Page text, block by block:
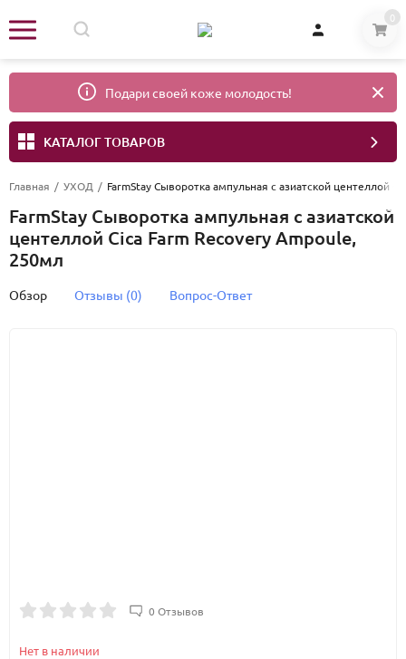
0
Подари своей коже молодость!
КАТАЛОГ ТОВАРОВ
Главная / УХОД / FarmStay Сыворотка ампульная с азиатской центеллой
FarmStay Сыворотка ампульная с азиатской
центеллой Cica Farm Recovery Ampoule,
250мл
Обзор Отзывы (0) Вопрос-Ответ
0 Отзывов
Нет в наличии